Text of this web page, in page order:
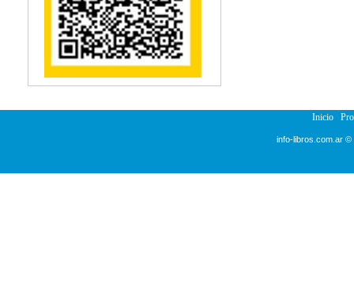
Reumatología
Salud Pública
Semiología
Terapia Ocupacional
Urología
Inicio
info-libros.com.ar